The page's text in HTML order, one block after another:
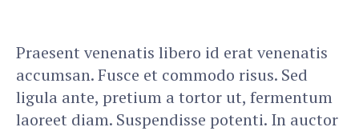
Praesent venenatis libero id erat venenatis
accumsan. Fusce et commodo risus. Sed
ligula ante, pretium a tortor ut, fermentum
laoreet diam. Suspendisse potenti. In auctor